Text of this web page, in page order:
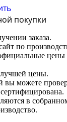
покупки
заказа.
по
лучшей цены.
вы можете
в